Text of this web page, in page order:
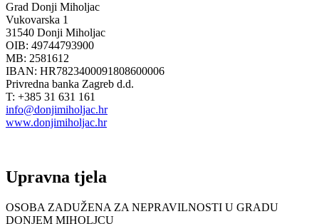
Grad Donji Miholjac
Vukovarska 1
31540 Donji Miholjac
OIB: 49744793900
MB: 2581612
IBAN: HR7823400091808600006
Privredna banka Zagreb d.d.
T: +385 31 631 161
info@donjimiholjac.hr
www.donjimiholjac.hr
Upravna tjela
OSOBA ZADUŽENA ZA NEPRAVILNOSTI U GRADU
DONJEM MIHOLJCU